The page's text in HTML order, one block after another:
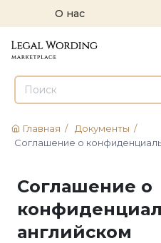
О нас
Главная / Документы /
Соглашение о
Соглашение о
английском